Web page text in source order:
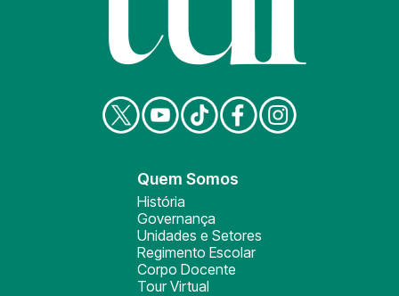
Quem Somos
História
Governança
Unidades e Setores
Regimento Escolar
Corpo Docente
Tour Virtual